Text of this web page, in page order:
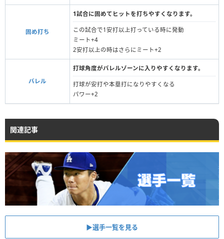
固め打ち
1試合に固めてヒットを打ちやすくなります。
この試合で1安打以上打っている時に発動
ミート+4
2安打以上の時はさらにミート+2
バレル
打球角度がバレルゾーンに入りやすくなります。
打球が安打や本塁打になりやすくなる
パワー+2
関連記事
▶︎選手一覧を見る